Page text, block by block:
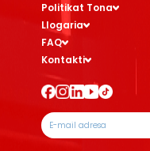
Politikat Tona
Llogaria
FAQ
Kontakti